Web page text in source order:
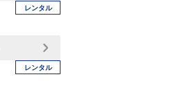
レンタル
レンタル